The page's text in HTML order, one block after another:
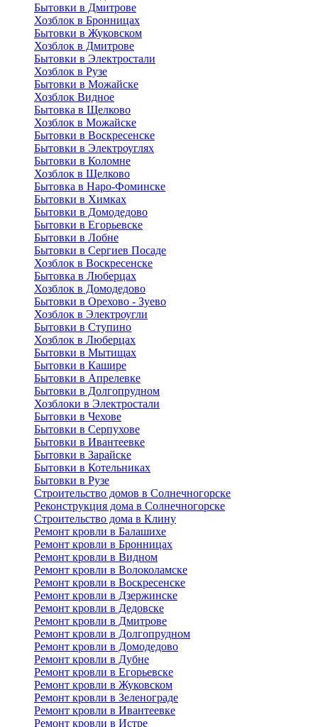
Бытовки в Дмитрове
Хозблок в Бронницах
Бытовки в Жуковском
Хозблок в Дмитрове
Бытовки в Электростали
Хозблок в Рузе
Бытовки в Можайске
Хозблок Видное
Бытовкa в Щелково
Хозблок в Можайске
Бытовки в Воскресенске
Бытовки в Электроуглях
Бытовки в Коломне
Хозблок в Щелково
Бытовка в Наро-Фоминске
Бытовки в Химках
Бытовки в Домодедово
Бытовки в Егорьевске
Бытовки в Лобне
Бытовки в Сергиев Посаде
Хозблок в Воскресенске
Бытовка в Люберцах
Хозблок в Домодедово
Бытовки в Орехово - Зуево
Хозблок в Электроугли
Бытовки в Ступино
Хозблок в Люберцах
Бытовки в Мытищах
Бытовки в Кашире
Бытовки в Апрелевке
Бытовки в Долгопрудном
Хозблоки в Электростали
Бытовки в Чехове
Бытовки в Серпухове
Бытовки в Ивантеевке
Бытовки в Зарайске
Бытовки в Котельниках
Бытовки в Рузе
Строительство домов в Солнечногорске
Реконструкция дома в Солнечногорске
Строительство дома в Клину
Ремонт кровли в Балашихе
Ремонт кровли в Бронницах
Ремонт кровли в Видном
Ремонт кровли в Волоколамске
Ремонт кровли в Воскресенске
Ремонт кровли в Дзержинске
Ремонт кровли в Дедовске
Ремонт кровли в Дмитрове
Ремонт кровли в Долгопрудном
Ремонт кровли в Домодедово
Ремонт кровли в Дубне
Ремонт кровли в Егорьевске
Ремонт кровли в Жуковском
Ремонт кровли в Зеленограде
Ремонт кровли в Ивантеевке
Ремонт кровли в Истре